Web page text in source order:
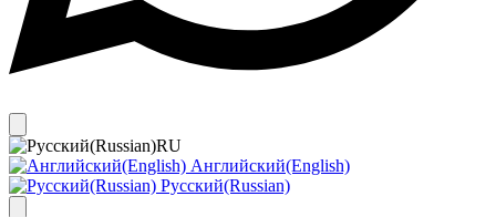
RU
Английский(English)
Русский(Russian)